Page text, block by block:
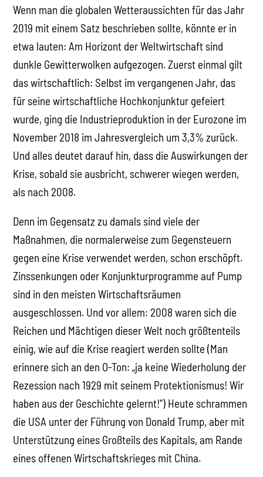
Wenn man die globalen Wetteraussichten für das Jahr
2019 mit einem Satz beschrieben sollte, könnte er in
etwa lauten: Am Horizont der Weltwirtschaft sind
dunkle Gewitterwolken aufgezogen. Zuerst einmal gilt
das wirtschaftlich: Selbst im vergangenen Jahr, das
für seine wirtschaftliche Hochkonjunktur gefeiert
wurde, ging die Industrieproduktion in der Eurozone im
November 2018 im Jahresvergleich um 3,3% zurück.
Und alles deutet darauf hin, dass die Auswirkungen der
Krise, sobald sie ausbricht, schwerer wiegen werden,
als nach 2008.
Denn im Gegensatz zu damals sind viele der
Maßnahmen, die normalerweise zum Gegensteuern
gegen eine Krise verwendet werden, schon erschöpft.
Zinssenkungen oder Konjunkturprogramme auf Pump
sind in den meisten Wirtschaftsräumen
ausgeschlossen. Und vor allem: 2008 waren sich die
Reichen und Mächtigen dieser Welt noch größtenteils
einig, wie auf die Krise reagiert werden sollte (Man
erinnere sich an den O-Ton: „ja keine Wiederholung der
Rezession nach 1929 mit seinem Protektionismus! Wir
haben aus der Geschichte gelernt!“) Heute schrammen
die USA unter der Führung von Donald Trump, aber mit
Unterstützung eines Großteils des Kapitals, am Rande
eines offenen Wirtschaftskrieges mit China.